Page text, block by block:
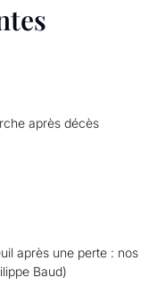
après décès
après une perte : nos
Baud)